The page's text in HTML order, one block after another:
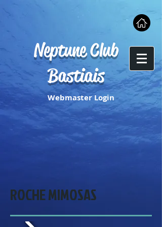
Neptune Club
Bastiais
Webmaster Login
ROCHE MIMOSAS